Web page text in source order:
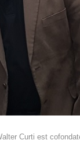
Curti est